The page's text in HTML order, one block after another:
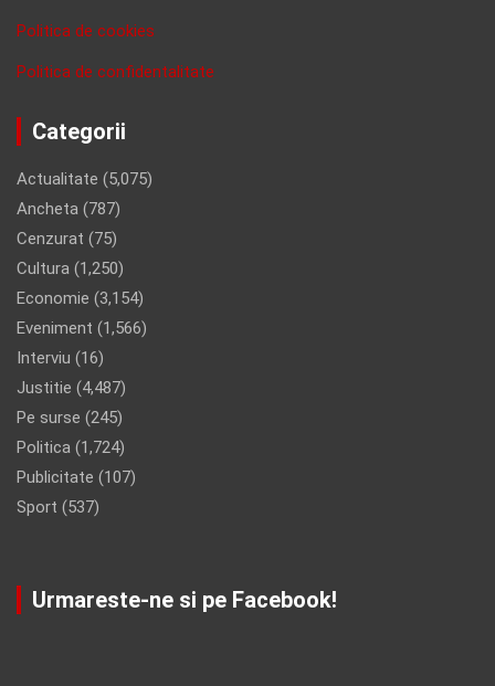
Politica de cookies
Politica de confidentalitate
Categorii
Actualitate (5,075)
Ancheta (787)
Cenzurat (75)
Cultura (1,250)
Economie (3,154)
Eveniment (1,566)
Interviu (16)
Justitie (4,487)
Pe surse (245)
Politica (1,724)
Publicitate (107)
Sport (537)
Urmareste-ne si pe Facebook!